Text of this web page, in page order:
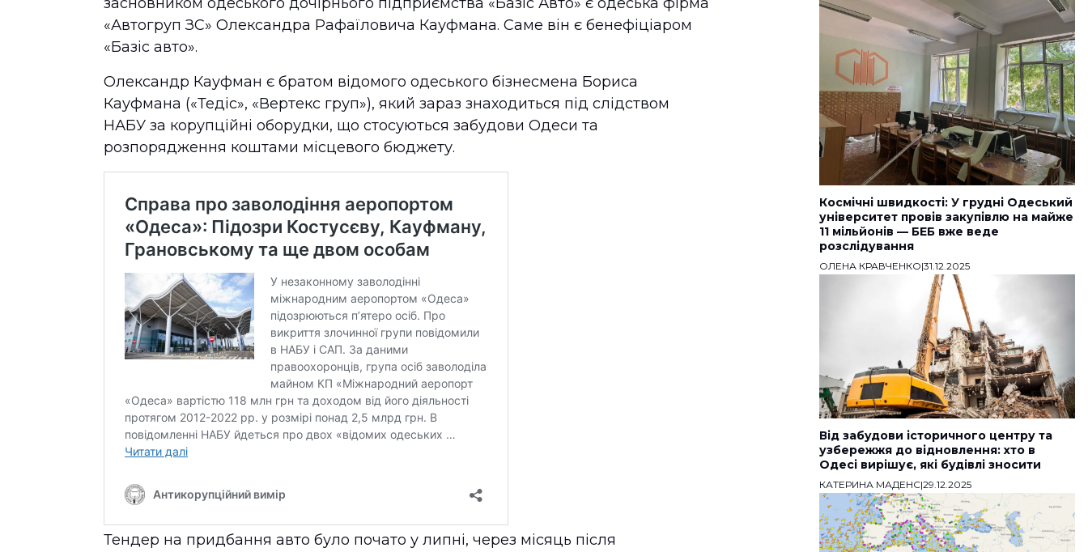
«Автогруп ЗС» Олександра Рафаїловича Кауфмана. Саме він є бенефіціаром
«Базіс авто».
Олександр Кауфман є братом відомого одеського бізнесмена Бориса
Кауфмана («Тедіс», «Вертекс груп»), який зараз знаходиться під слідством
НАБУ за корупційні оборудки, що стосуються забудови Одеси та
розпорядження коштами місцевого бюджету.
Тендер на придбання авто було почато у липні, через місяць після
Космічні швидкості: У грудні Одеський
університет провів закупівлю на майже
11 мільйонів — БЕБ вже веде
розслідування
ОЛЕНА КРАВЧЕНКО|31.12.2025
Від забудови історичного центру та
узбережжя до відновлення: хто в
Одесі вирішує, які будівлі зносити
КАТЕРИНА МАДЕНС|29.12.2025